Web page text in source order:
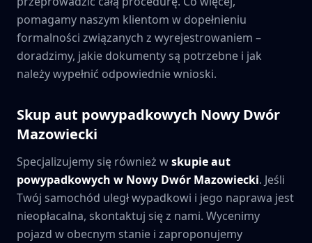
pomagamy naszym klientom w dopełnieniu
formalności związanych z wyrejestrowaniem –
doradzimy, jakie dokumenty są potrzebne i jak
należy wypełnić odpowiednie wnioski.
Skup aut powypadkowych Nowy Dwór
Mazowiecki
Specjalizujemy się również wskupie aut
powypadkowych w Nowy Dwór Mazowiecki. Jeśli
Twój samochód uległ wypadkowi i jego naprawa jest
nieopłacalna, skontaktuj się z nami. Wycenimy
pojazd w obecnym stanie i zaproponujemy